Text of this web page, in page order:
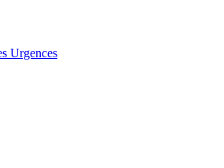
Urgences